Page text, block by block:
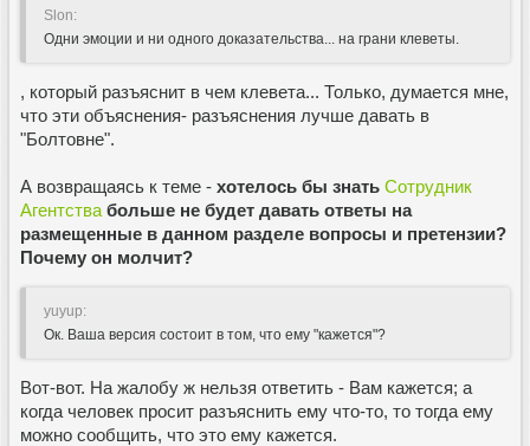
Slon:
Одни эмоции и ни одного доказательства... на грани клеветы.
, который разъяснит в чем клевета... Только, думается мне,
что эти объяснения- разъяснения лучше давать в
"Болтовне".
А возвращаясь к теме - хотелось бы знать Сотрудник
Агентства больше не будет давать ответы на
размещенные в данном разделе вопросы и претензии?
Почему он молчит?
yuyup:
Ок. Ваша версия состоит в том, что ему "кажется"?
Вот-вот. На жалобу ж нельзя ответить - Вам кажется; а
когда человек просит разъяснить ему что-то, то тогда ему
можно сообщить, что это ему кажется.